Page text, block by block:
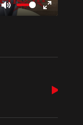
Mute
Enter